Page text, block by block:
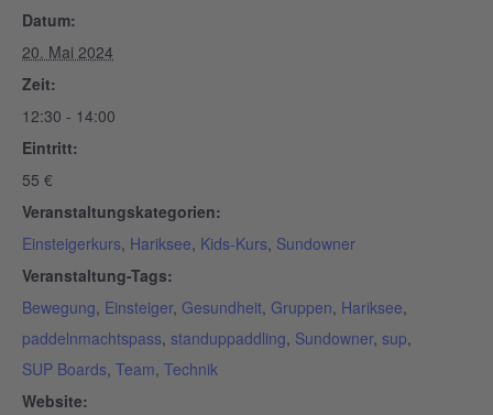
Datum:
20. Mai 2024
Zeit:
12:30 - 14:00
Eintritt:
55 €
Veranstaltungskategorien:
Einsteigerkurs, Hariksee, Kids-Kurs, Sundowner
Veranstaltung-Tags:
Bewegung, Einsteiger, Gesundheit, Gruppen, Hariksee,
paddelnmachtspass, standuppaddling, Sundowner, sup,
SUP Boards, Team, Technik
Website: